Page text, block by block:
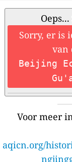
Sorry, er is
van
Beijing
Voor meer
aqicn.org/